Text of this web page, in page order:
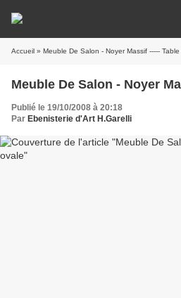
Accueil » Meuble De Salon - Noyer Massif ----- Table
Meuble De Salon - Noyer
Publié le 19/10/2008 à 20:18
Par Ebenisterie d'Art H.Garelli